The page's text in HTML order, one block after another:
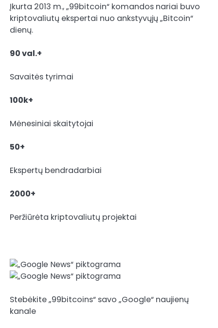
Įkurta 2013 m., „99bitcoin“ komandos nariai buvo
kriptovaliutų ekspertai nuo ankstyvųjų „Bitcoin“
dienų.
90 val.+
Savaitės tyrimai
100k+
Mėnesiniai skaitytojai
50+
Ekspertų bendradarbiai
2000+
Peržiūrėta kriptovaliutų projektai
Stebėkite „99bitcoins“ savo „Google“ naujienų
kanale